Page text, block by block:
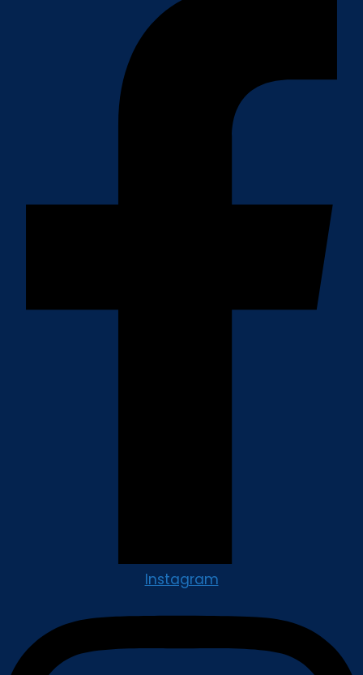
Instagram